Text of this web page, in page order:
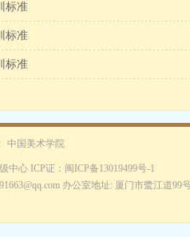
标准
标准
标准
中国美术学院
中心 ICP证： 闽ICP备13019499号-1
办公室地址: 厦门市鹭江道99